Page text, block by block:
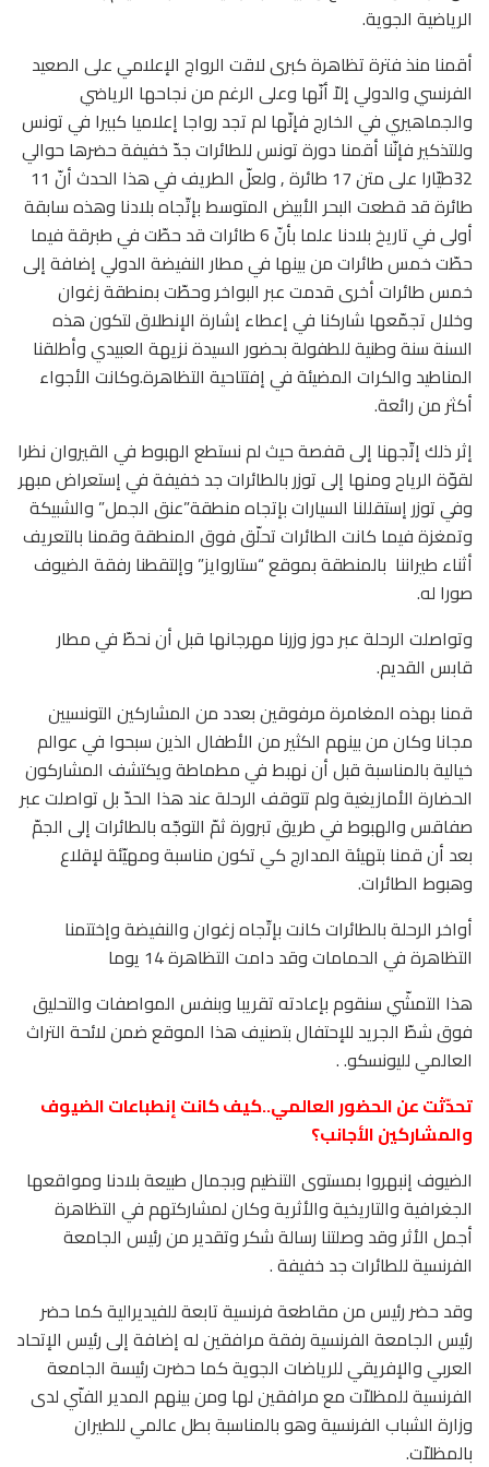
الرياضية الجوية.
أقمنا منذ فترة تظاهرة كبرى لاقت الرواج الإعلامي على الصعيد
الفرنسي والدولي إلاّ أنّها وعلى الرغم من نجاحها الرياضي
والجماهيري في الخارج فإنّها لم تجد رواجا إعلاميا كبيرا في تونس
وللتذكير فإنّنا أقمنا دورة تونس للطائرات جدّ خفيفة حضرها حوالي
32طيّارا على متن 17 طائرة , ولعلّ الطريف في هذا الحدث أنّ 11
طائرة قد قطعت البحر الأبيض المتوسط بإتّجاه بلادنا وهذه سابقة
أولى في تاريخ بلادنا علما بأنّ 6 طائرات قد حطّت في طبرقة فيما
حطّت خمس طائرات من بينها في مطار النفيضة الدولي إضافة إلى
خمس طائرات أخرى قدمت عبر البواخر وحطّت بمنطقة زغوان
وخلال تجمّعها شاركنا في إعطاء إشارة الإنطلاق لتكون هذه
السنة سنة وطنية للطفولة بحضور السيدة نزيهة العبيدي وأطلقنا
المناطيد والكرات المضيئة في إفتتاحية التظاهرة.وكانت الأجواء
أكثر من رائعة.
إثر ذلك إتّجهنا إلى قفصة حيث لم نستطع الهبوط في القيروان نظرا
لقوّة الرياح ومنها إلى توزر بالطائرات جد خفيفة في إستعراض مبهر
وفي توزر إستقللنا السيارات بإتجاه منطقة”عنق الجمل” والشبيكة
وتمغزة فيما كانت الطائرات تحلّق فوق المنطقة وقمنا بالتعريف
أثناء طيراننا بالمنطقة بموقع “ستاروايز” وإلتقطنا رفقة الضيوف
صورا له.
وتواصلت الرحلة عبر دوز وزرنا مهرجانها قبل أن نحطّ في مطار
قابس القديم.
قمنا بهذه المغامرة مرفوقين بعدد من المشاركين التونسيين
مجانا وكان من بينهم الكثير من الأطفال الذين سبحوا في عوالم
خيالية بالمناسبة قبل أن نهبط في مطماطة ويكتشف المشاركون
الحضارة الأمازيغية ولم تتوقف الرحلة عند هذا الحدّ بل تواصلت عبر
صفاقس والهبوط في طريق تبرورة ثمّ التوجّه بالطائرات إلى الجمّ
بعد أن قمنا بتهيئة المدارج كي تكون مناسبة ومهيّئة لإقلاع
وهبوط الطائرات.
أواخر الرحلة بالطائرات كانت بإتّجاه زغوان والنفيضة وإختتمنا
التظاهرة في الحمامات وقد دامت التظاهرة 14 يوما
هذا التمشّي سنقوم بإعادته تقريبا وبنفس المواصفات والتحليق
فوق شطّ الجريد للإحتفال بتصنيف هذا الموقع ضمن لائحة التراث
العالمي لليونسكو. .
تحدّثت عن الحضور العالمي..كيف كانت إنطباعات الضيوف
والمشاركين الأجانب؟
الضيوف إنبهروا بمستوى التنظيم وبجمال طبيعة بلادنا ومواقعها
الجغرافية والتاريخية والأثرية وكان لمشاركتهم في التظاهرة
أجمل الأثر وقد وصلتنا رسالة شكر وتقدير من رئيس الجامعة
الفرنسية للطائرات جد خفيفة .
وقد حضر رئيس من مقاطعة فرنسية تابعة للفيديرالية كما حضر
رئيس الجامعة الفرنسية رفقة مرافقين له إضافة إلى رئيس الإتحاد
العربي والإفريقي للرياضات الجوية كما حضرت رئيسة الجامعة
الفرنسية للمظلاّت مع مرافقين لها ومن بينهم المدير الفنّي لدى
وزارة الشباب الفرنسية وهو بالمناسبة بطل عالمي للطيران
بالمظلاّت.